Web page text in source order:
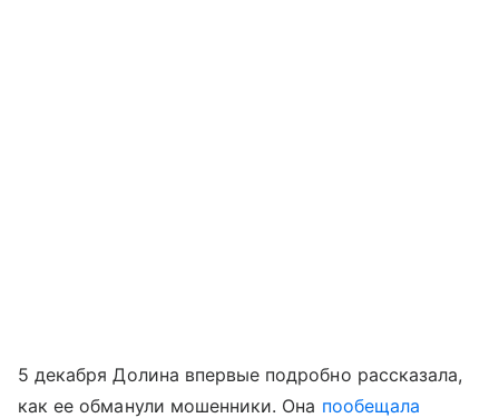
5 декабря Долина впервые подробно рассказала,
как ее обманули мошенники. Она пообещала